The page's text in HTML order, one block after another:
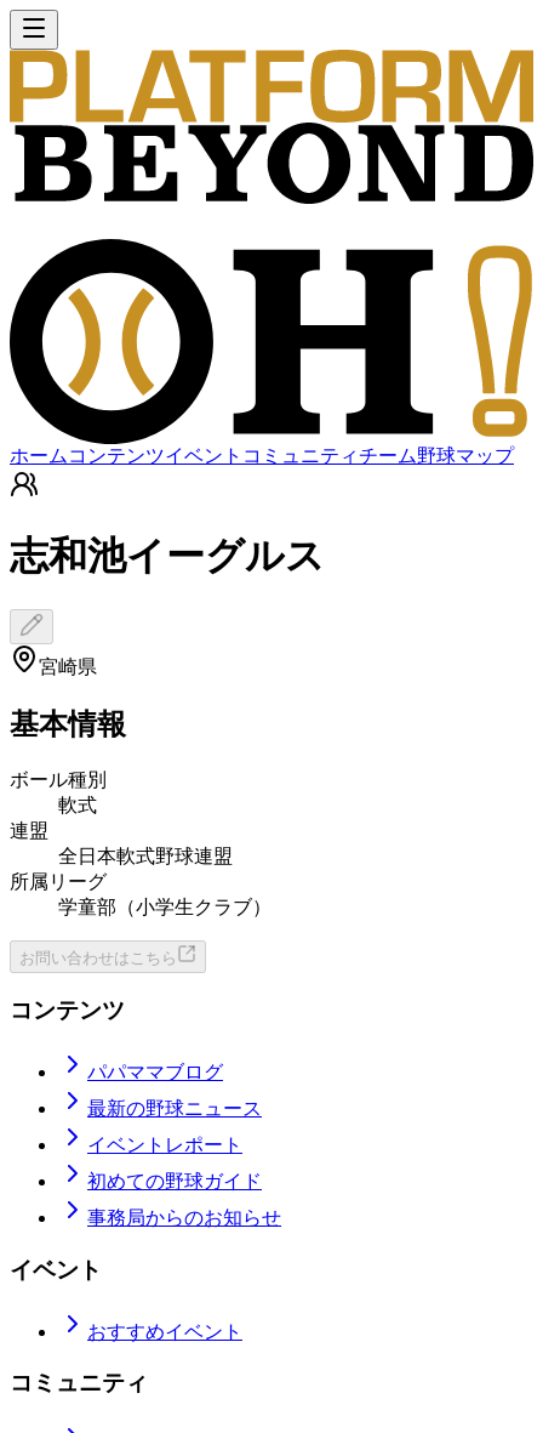
ホーム コンテンツイベント コミュニティチーム野球マップ
志和池イーグルス
宮崎県
基本情報
ボール種別
軟式
連盟
全日本軟式野球連盟
所属リーグ
学童部（小学生クラブ）
お問い合わせはこちら
コンテンツ
パパママブログ
最新の野球ニュース
イベントレポート
初めての野球ガイド
事務局からのお知らせ
イベント
おすすめイベント
コミュニティ